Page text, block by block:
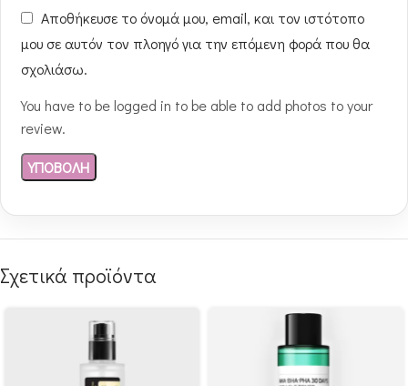
Αποθήκευσε το όνομά μου, email, και τον ιστότοπο
μου σε αυτόν τον πλοηγό για την επόμενη φορά που θα
σχολιάσω.
You have to be logged in to be able to add photos to your
review.
Σχετικά προϊόντα